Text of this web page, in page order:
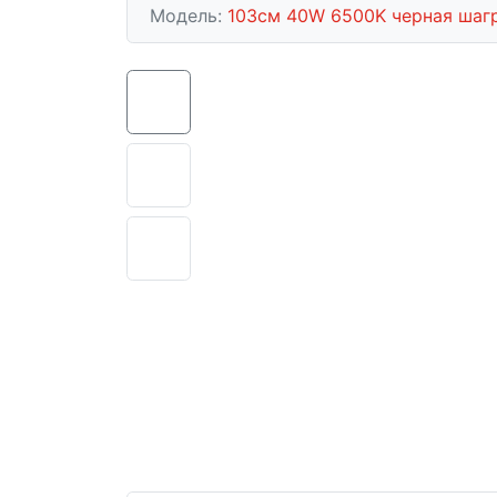
Модель: 103см 40W 6500K черная